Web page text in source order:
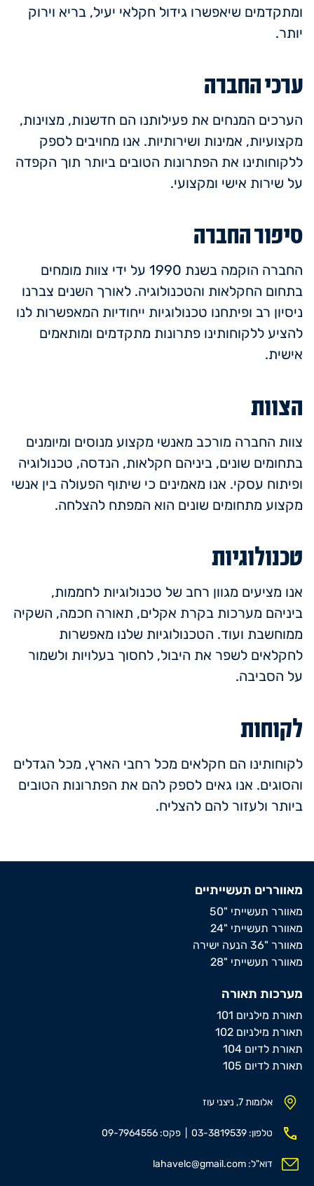
ומתקדמים שיאפשרו גידול חקלאי יעיל, בריא וירוק
יותר.
ערכי החברה
הערכים המנחים את פעילותנו הם חדשנות, מצוינות,
מקצועיות, אמינות ושירותיות. אנו מחויבים לספק
ללקוחותינו את הפתרונות הטובים ביותר תוך הקפדה
על שירות אישי ומקצועי.
סיפור החברה
החברה הוקמה בשנת 1990 על ידי צוות מומחים
בתחום החקלאות והטכנולוגיה. לאורך השנים צברנו
ניסיון רב ופיתחנו טכנולוגיות ייחודיות המאפשרות לנו
להציע ללקוחותינו פתרונות מתקדמים ומותאמים
אישית.
הצוות
צוות החברה מורכב מאנשי מקצוע מנוסים ומיומנים
בתחומים שונים, ביניהם חקלאות, הנדסה, טכנולוגיה
ופיתוח עסקי. אנו מאמינים כי שיתוף הפעולה בין אנשי
מקצוע מתחומים שונים הוא המפתח להצלחה.
טכנולוגיות
אנו מציעים מגוון רחב של טכנולוגיות לחממות,
ביניהם מערכות בקרת אקלים, תאורה חכמה, השקיה
ממוחשבת ועוד. הטכנולוגיות שלנו מאפשרות
לחקלאים לשפר את היבול, לחסוך בעלויות ולשמור
על הסביבה.
לקוחות
לקוחותינו הם חקלאים מכל רחבי הארץ, מכל הגדלים
והסוגים. אנו גאים לספק להם את הפתרונות הטובים
ביותר ולעזור להם להצליח.
מאווררים תעשייתיים
מאוורר תעשייתי "50
מאוורר תעשייתי "24
מאוורר "36 הנעה ישירה
מאוורר תעשייתי "28
מערכות תאורה
תאורת מילניום 101
תאורת מילניום 102
תאורת לדיום 104
תאורת לדיום 105
אלומות 7, ניצני עוז
טלפון: 03-3819539 | פקס: 09-7964556
דוא"ל: lahavelc@gmail.com